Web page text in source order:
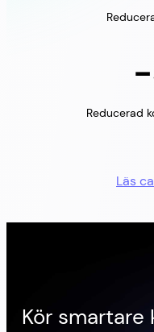
Reducerad
Läs
Kör